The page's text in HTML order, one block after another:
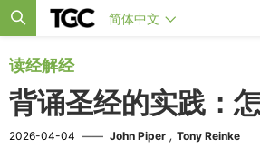
简体中文
读经解经
背诵圣经的实践：
2026-04-04 —— John Piper , Tony Reinke